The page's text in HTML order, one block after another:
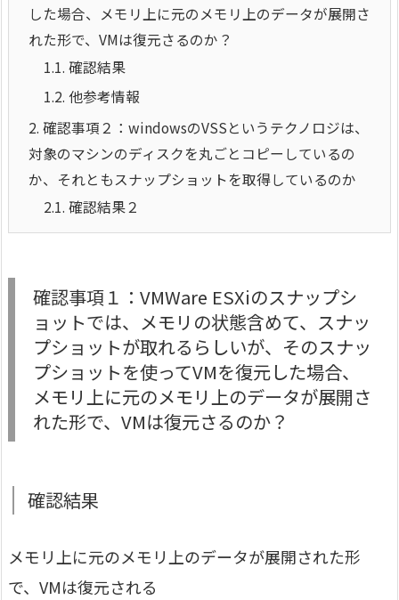
した場合、メモリ上に元のメモリ上のデータが展開さ
れた形で、VMは復元さるのか？
1.1. 確認結果
1.2. 他参考情報
2. 確認事項２：windowsのVSSというテクノロジは、
対象のマシンのディスクを丸ごとコピーしているの
か、それともスナップショットを取得しているのか
2.1. 確認結果２
確認事項１：VMWare ESXiのスナップシ
ョットでは、メモリの状態含めて、スナッ
プショットが取れるらしいが、そのスナッ
プショットを使ってVMを復元した場合、
メモリ上に元のメモリ上のデータが展開さ
れた形で、VMは復元さるのか？
確認結果
メモリ上に元のメモリ上のデータが展開された形
で、VMは復元される